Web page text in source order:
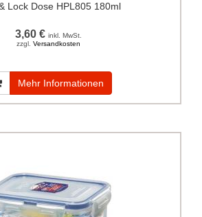
Lock Dose HPL805 180ml
3,60 € inkl. MwSt.
zzgl. Versandkosten
Mehr Informationen